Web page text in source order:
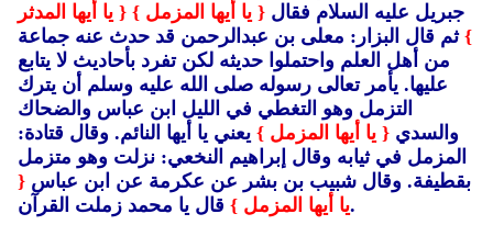
جبريل عليه السلام فقال { يا أيها المزمل } { يا أيها المدثر
} ثم قال البزار: معلى بن عبدالرحمن قد حدث عنه جماعة
من أهل العلم واحتملوا حديثه لكن تفرد بأحاديث لا يتابع
عليها. يأمر تعالى رسوله صلى الله عليه وسلم أن يترك
التزمل وهو التغطي في الليل ابن عباس والضحاك
والسدي { يا أيها المزمل } يعني يا أيها النائم. وقال قتادة:
المزمل في ثيابه وقال إبراهيم النخعي: نزلت وهو متزمل
بقطيفة. وقال شبيب بن بشر عن عكرمة عن ابن عباس {
يا أيها المزمل }قال يا محمد زملت القرآن.